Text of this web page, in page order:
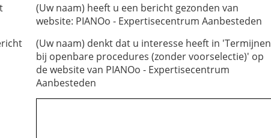
(Uw naam) heeft u een bericht gezonden van
website: PIANOo - Expertisecentrum Aanbesteden
(Uw naam) denkt dat u interesse heeft in 'Termijnen
bij openbare procedures (zonder voorselectie)' op
de website van PIANOo - Expertisecentrum
Aanbesteden